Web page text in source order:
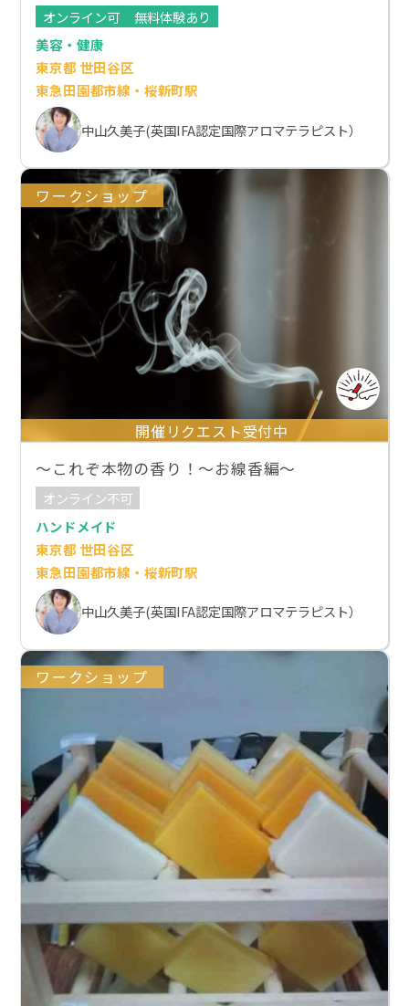
オンライン可
無料体験あり
美容・健康
東京都 世田谷区
東急田園都市線・桜新町駅
中山久美子(英国IFA認定国際アロマテラピスト）
ワークショップ
開催リクエスト受付中
～これぞ本物の香り！～お線香編～
オンライン不可
ハンドメイド
東京都 世田谷区
東急田園都市線・桜新町駅
中山久美子(英国IFA認定国際アロマテラピスト）
ワークショップ